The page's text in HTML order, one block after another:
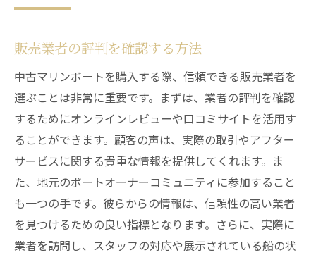
販売業者の評判を確認する方法
中古マリンボートを購入する際、信頼できる販売業者を
選ぶことは非常に重要です。まずは、業者の評判を確認
するためにオンラインレビューや口コミサイトを活用す
ることができます。顧客の声は、実際の取引やアフター
サービスに関する貴重な情報を提供してくれます。ま
た、地元のボートオーナーコミュニティに参加すること
も一つの手です。彼らからの情報は、信頼性の高い業者
を見つけるための良い指標となります。さらに、実際に
業者を訪問し、スタッフの対応や展示されている船の状